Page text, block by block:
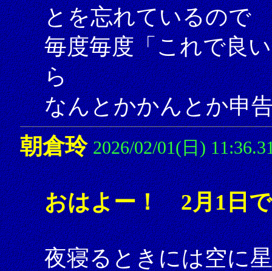
とを忘れているので
毎度毎度「これで良
ら
なんとかかんとか申
朝倉玲 2026/02/01(日)
おはよー！ 2月1日
夜寝るときには空に